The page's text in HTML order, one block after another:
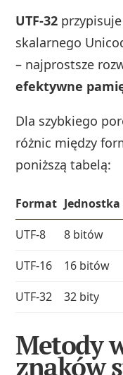
UTF‑32
skalarnego
– najprostsze
efektywne
Dla szybkiego
różnic między
poniższą tabelą:
Format
UTF‑8
8 bitów
UTF‑16
16 bitów
UTF‑32
32 bity
Metody
znaków